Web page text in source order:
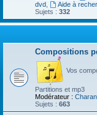
dvd
Aide à
Sujets : 332
Compositions
Vos
Partitions et mp3
Modérateur :
Sujets : 663